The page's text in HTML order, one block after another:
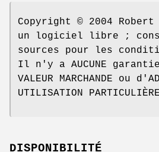
Copyright © 2004
un logiciel libre ;
sources pour les
Il n'y a AUCUNE
VALEUR MARCHANDE ou
UTILISATION
DISPONIBILITÉ